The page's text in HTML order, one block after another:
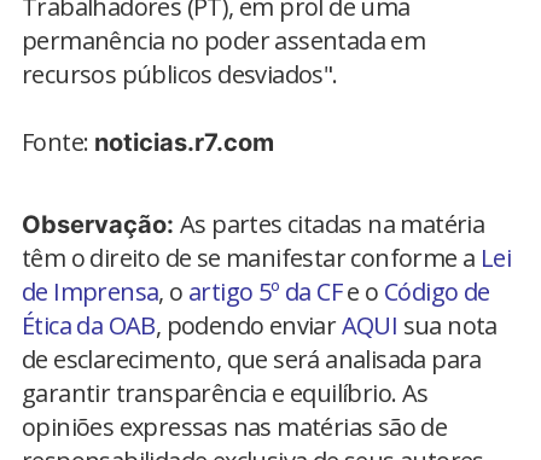
Trabalhadores (PT), em prol de uma
permanência no poder assentada em
recursos públicos desviados".
Fonte: noticias.r7.com
Observação: As partes citadas na matéria
têm o direito de se manifestar conforme a Lei
de Imprensa, o artigo 5º da CFe o Código de
Ética da OAB, podendo enviarAQUI sua nota
de esclarecimento, que será analisada para
garantir transparência e equilíbrio. As
opiniões expressas nas matérias são de